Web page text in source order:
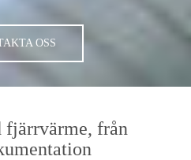
OSS
fjärrvärme, från